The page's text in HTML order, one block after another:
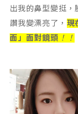
出我的鼻型變挺，
讚我變漂亮了， 現
面」面對鏡頭 ！！